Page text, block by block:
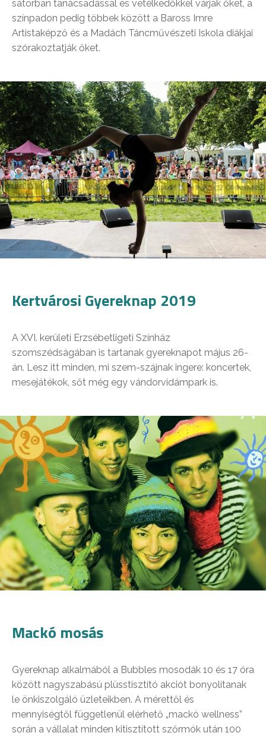
sátorban tanácsadással és vetélkedőkkel várják őket, a
színpadon pedig többek között a Baross Imre
Artistaképző és a Madách Táncművészeti Iskola diákjai
szórakoztatják őket.
Kertvárosi Gyereknap 2019
A XVI. kerületi Erzsébetligeti Színház
szomszédságában is tartanak gyereknapot május 26-
án. Lesz itt minden, mi szem-szájnak ingere: koncertek,
mesejátékok, sőt még egy vándorvidámpark is.
Mackó mosás
Gyereknap alkalmából a Bubbles mosodák 10 és 17 óra
között nagyszabású plüsstisztító akciót bonyolítanak
le önkiszolgáló üzleteikben. A mérettől és
mennyiségtől függetlenül elérhető „mackó wellness”
során a vállalat minden kitisztított szőrmók után 100